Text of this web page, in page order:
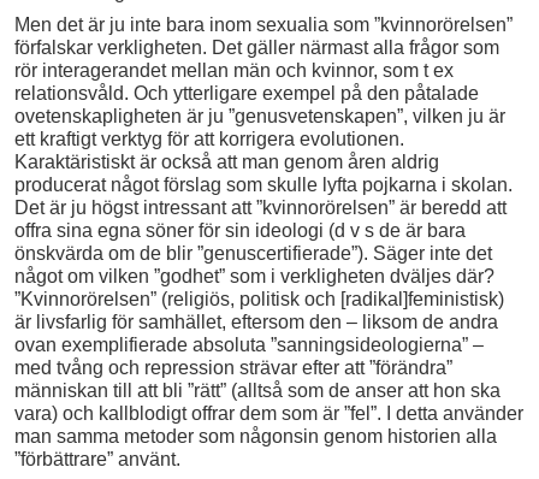
Men det är ju inte bara inom sexualia som ”kvinnorörelsen”
förfalskar verkligheten. Det gäller närmast alla frågor som
rör interagerandet mellan män och kvinnor, som t ex
relationsvåld. Och ytterligare exempel på den påtalade
ovetenskapligheten är ju ”genusvetenskapen”, vilken ju är
ett kraftigt verktyg för att korrigera evolutionen.
Karaktäristiskt är också att man genom åren aldrig
producerat något förslag som skulle lyfta pojkarna i skolan.
Det är ju högst intressant att ”kvinnorörelsen” är beredd att
offra sina egna söner för sin ideologi (d v s de är bara
önskvärda om de blir ”genuscertifierade”). Säger inte det
något om vilken ”godhet” som i verkligheten dväljes där?
”Kvinnorörelsen” (religiös, politisk och [radikal]feministisk)
är livsfarlig för samhället, eftersom den – liksom de andra
ovan exemplifierade absoluta ”sanningsideologierna” –
med tvång och repression strävar efter att ”förändra”
människan till att bli ”rätt” (alltså som de anser att hon ska
vara) och kallblodigt offrar dem som är ”fel”. I detta använder
man samma metoder som någonsin genom historien alla
”förbättrare” använt.